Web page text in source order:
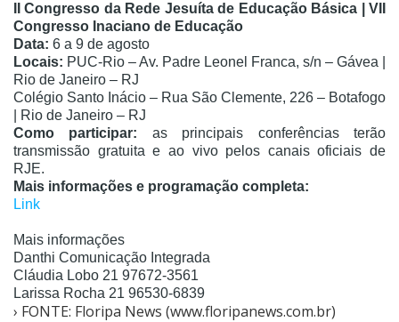
II Congresso da Rede Jesuíta de Educação Básica | VII
Congresso Inaciano de Educação
Data: 6 a 9 de agosto
Locais: PUC-Rio – Av. Padre Leonel Franca, s/n – Gávea |
Rio de Janeiro – RJ
Colégio Santo Inácio – Rua São Clemente, 226 – Botafogo
| Rio de Janeiro – RJ
Como participar: as principais conferências terão
transmissão gratuita e ao vivo pelos canais oficiais de
RJE.
Mais informações e programação completa:
Link
Mais informações
Danthi Comunicação Integrada
Cláudia Lobo 21 97672-3561
Larissa Rocha 21 96530-6839
› FONTE: Floripa News (www.floripanews.com.br)